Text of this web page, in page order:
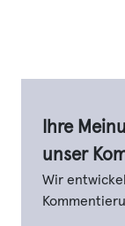
Ihre
unser
Wir